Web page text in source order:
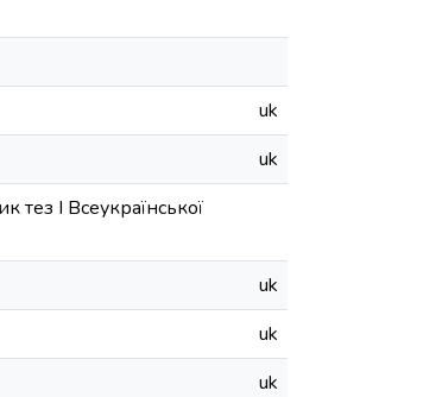
uk
uk
тез І Всеукраїнської
uk
uk
uk